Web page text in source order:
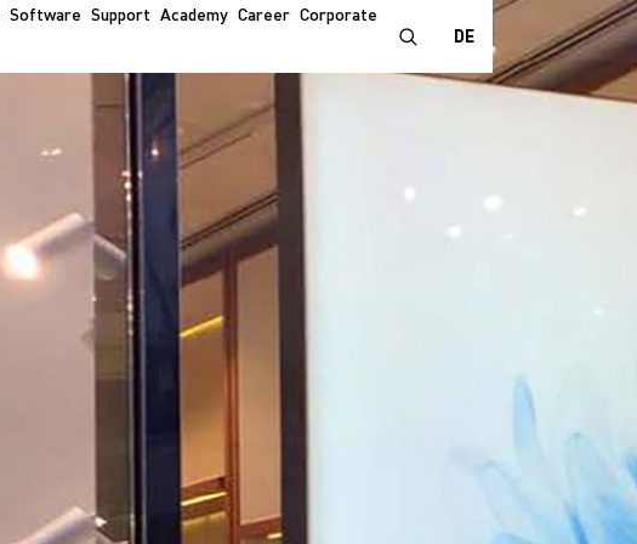
Software Support Academy Career Corporate
DE